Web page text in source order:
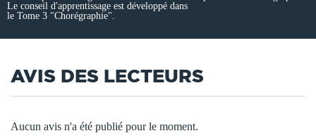
Le conseil d'apprentissage est développé dans
le Tome 3 "Chorégraphie".
AVIS DES LECTEURS
Aucun avis n'a été publié pour le moment.